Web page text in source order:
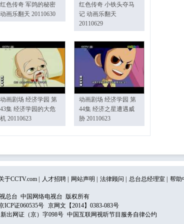
红色传奇 军鸽的秘密
动画乐翻天 20110630
红色传奇 小铁头夺马
记 动画乐翻天
20110629
动画剧场 经济学园 第
43集 经济学园的大危
机 20110623
动画剧场 经济学园 第
44集 经济之星遭遇威
胁 20110623
于CCTV.com 人才招聘 网站声明 法律顾问 总台总经理室 帮助
总台 中国网络电视台 版权所有
ICP证060535号
京网文【2014】0383-083号
新出网证（京）字098号 中国互联网视听节目服务自律公约